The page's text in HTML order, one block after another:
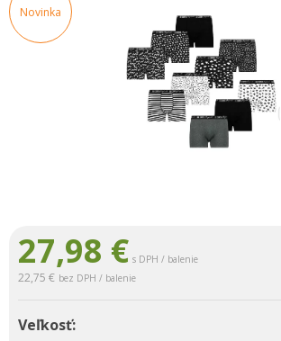
Novinka
27,98 € s DPH / balenie
22,75 € bez DPH / balenie
Veľkosť: